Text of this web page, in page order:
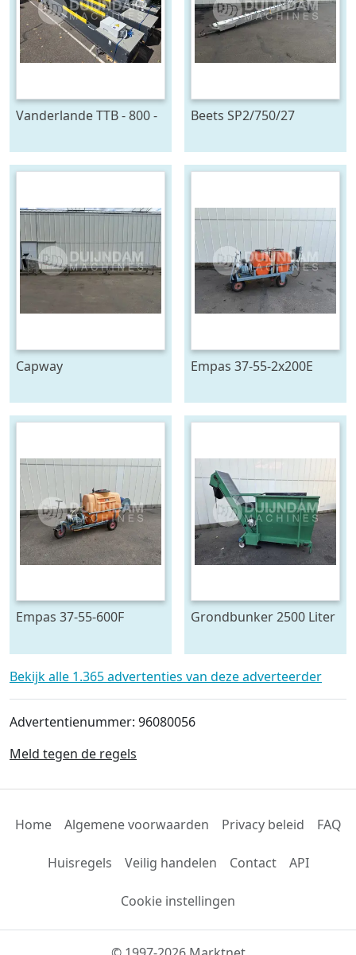
Vanderlande TTB - 800 -
telescoopband 4 delig,
2400 x 80 cm
Beets SP2/750/27
Capway
cm x 65 cm
Empas 37-55-2x200E
geveerde haspel
Empas 37-55-600F
Grondbunker 2500 Liter
Bekijk alle 1.365 advertenties van deze adverteerder
Advertentienummer: 96080056
Meld tegen de regels
Home Algemene voorwaarden Privacy beleid FAQ
Huisregels Veilig handelen Contact API
Cookie instellingen